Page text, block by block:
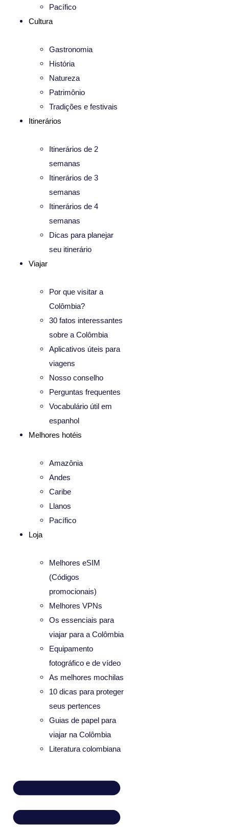
Pacífico
Cultura
Gastronomia
História
Natureza
Patrimônio
Tradições e festivais
Itinerários
Itinerários de 2
semanas
Itinerários de 3
semanas
Itinerários de 4
semanas
Dicas para planejar
seu itinerário
Viajar
Por que visitar a
Colômbia?
30 fatos interessantes
sobre a Colômbia
Aplicativos úteis para
viagens
Nosso conselho
Perguntas frequentes
Vocabulário útil em
espanhol
Melhores hotéis
Amazônia
Andes
Caribe
Llanos
Pacífico
Loja
Melhores eSIM
(Códigos
promocionais)
Melhores VPNs
Os essenciais para
viajar para a Colômbia
Equipamento
fotográfico e de vídeo
As melhores mochilas
10 dicas para proteger
seus pertences
Guias de papel para
viajar na Colômbia
Literatura colombiana